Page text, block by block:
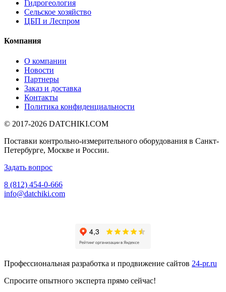
Гидрогеология
Сельское хозяйство
ЦБП и Леспром
Компания
О компании
Новости
Партнеры
Заказ и доставка
Контакты
Политика конфиденциальности
© 2017-2026 DATCHIKI.COM
Поставки контрольно-измерительного оборудования в Санкт-
Петербурге, Москве и России.
Задать вопрос
8 (812) 454-0-666
info@datchiki.com
Профессиональная разработка и продвижение сайтов 24-pr.ru
Спросите опытного эксперта прямо сейчас!